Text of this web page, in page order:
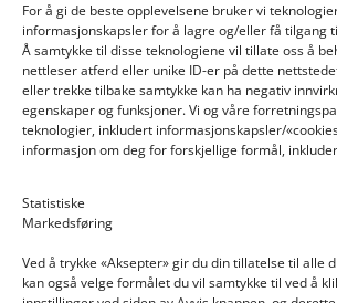
For å gi de beste opplevelsene bruker vi
informasjonskapsler for å lagre og/eller få tilgang
Å samtykke til disse teknologiene vil tillate oss å
nettleser atferd eller unike ID-er på dette
eller trekke tilbake samtykke kan ha negativ
egenskaper og funksjoner. Vi og våre
teknologier, inkludert informasjonskapsler/
informasjon om deg for forskjellige formål,
Statistiske
Markedsføring
Ved å trykke «Aksepter» gir du din tillatelse til alle
kan også velge formålet du vil samtykke til ved å